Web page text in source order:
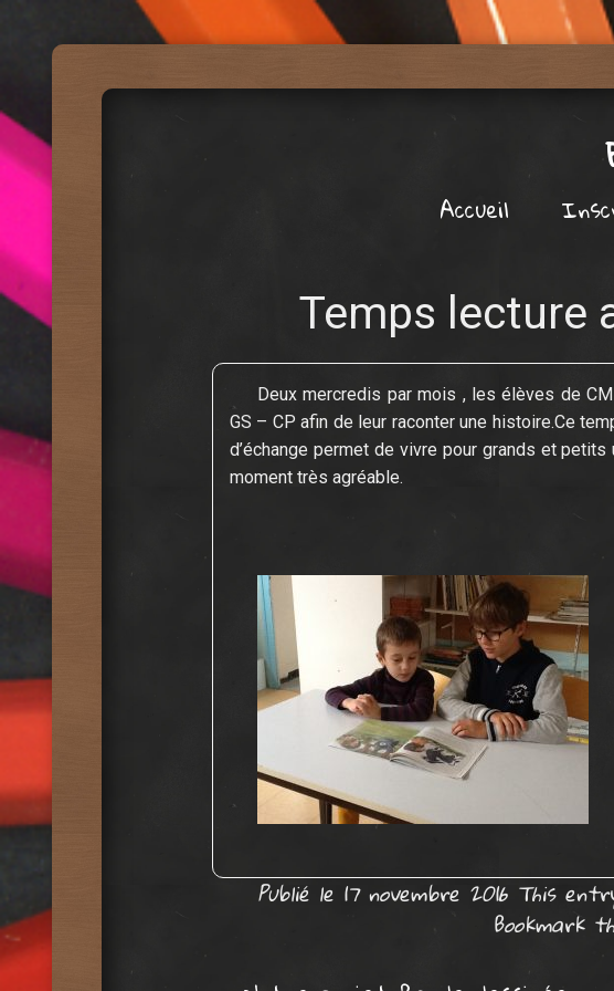
Abandonner le contenu
Accueil
Temps lecture
Deux mercredis par mois , les élèves de
GS – CP afin de leur raconter une histoire.Ce
d’échange permet de vivre pour grands et petits
moment très agréable.
Publié le 17 novembre 2016 This
Bookmark